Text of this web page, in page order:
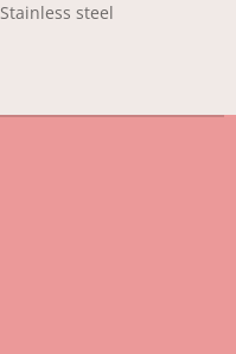
Stainless steel